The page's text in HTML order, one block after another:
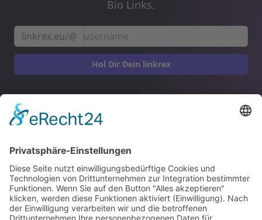
Bio Links.
linkrex.eu/@
Hol Dir Dein linkrex